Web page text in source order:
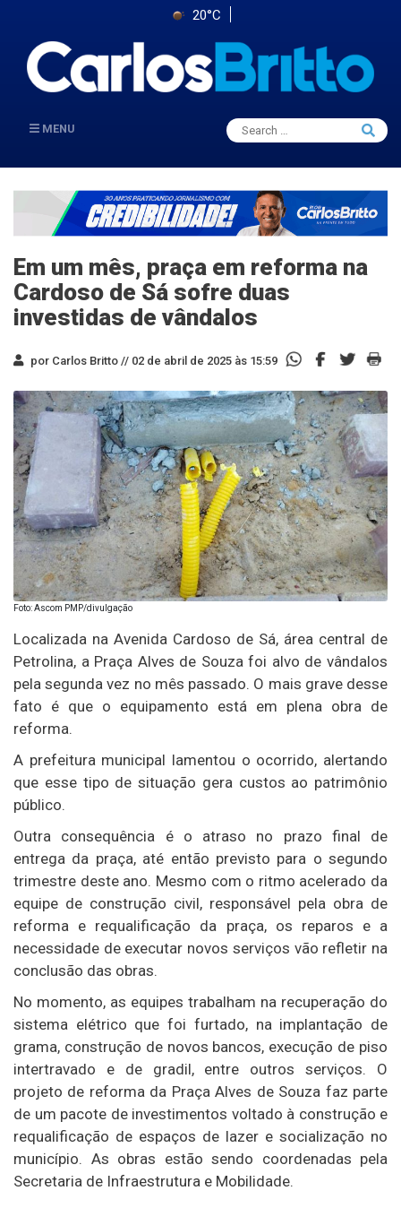
20°C
MENU
Search
for:
Search
Em um mês, praça em reforma na
Cardoso de Sá sofre duas
investidas de vândalos
por Carlos Britto // 02 de abril de 2025 às 15:59
Foto: Ascom PMP/divulgação
Localizada na Avenida Cardoso de Sá, área central de
Petrolina, a Praça Alves de Souza foi alvo de vândalos
pela segunda vez no mês passado. O mais grave desse
fato é que o equipamento está em plena obra de
reforma.
A prefeitura municipal lamentou o ocorrido, alertando
que esse tipo de situação gera custos ao patrimônio
público.
Outra consequência é o atraso no prazo final de
entrega da praça, até então previsto para o segundo
trimestre deste ano. Mesmo com o ritmo acelerado da
equipe de construção civil, responsável pela obra de
reforma e requalificação da praça, os reparos e a
necessidade de executar novos serviços vão refletir na
conclusão das obras.
No momento, as equipes trabalham na recuperação do
sistema elétrico que foi furtado, na implantação de
grama, construção de novos bancos, execução de piso
intertravado e de gradil, entre outros serviços. O
projeto de reforma da Praça Alves de Souza faz parte
de um pacote de investimentos voltado à construção e
requalificação de espaços de lazer e socialização no
município. As obras estão sendo coordenadas pela
Secretaria de Infraestrutura e Mobilidade.